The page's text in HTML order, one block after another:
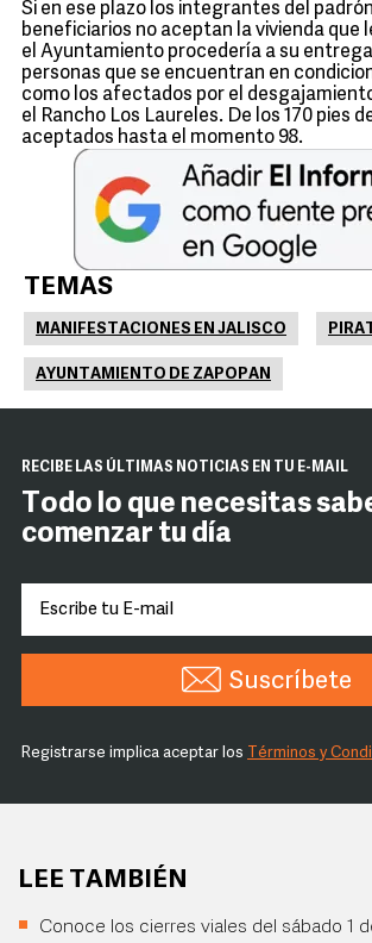
Si en ese plazo los integrantes del
beneficiarios no aceptan la vivienda que
el Ayuntamiento procedería a su
personas que se encuentran en
como los afectados por el
el Rancho Los Laureles. De los 170 pies
aceptados hasta el momento 98.
TEMAS
MANIFESTACIONES EN JALISCO
AYUNTAMIENTO DE ZAPOPAN
RECIBE LAS ÚLTIMAS NOTICIAS EN TU E-MAIL
Todo lo que necesitas
comenzar tu día
Suscríbete
Registrarse implica aceptar los Términos y
LEE TAMBIÉN
Conoce los cierres viales del sábado 1